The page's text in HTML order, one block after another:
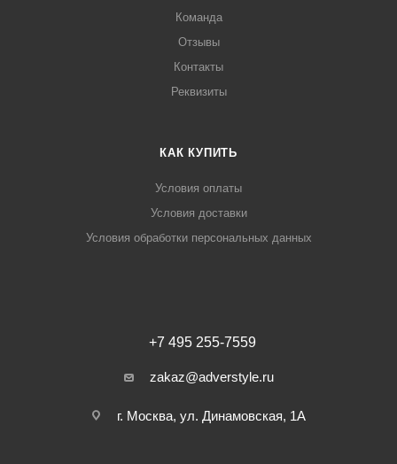
Команда
Отзывы
Контакты
Реквизиты
КАК КУПИТЬ
Условия оплаты
Условия доставки
Условия обработки персональных данных
+7 495 255-7559
zakaz@adverstyle.ru
г. Москва, ул. Динамовская, 1А